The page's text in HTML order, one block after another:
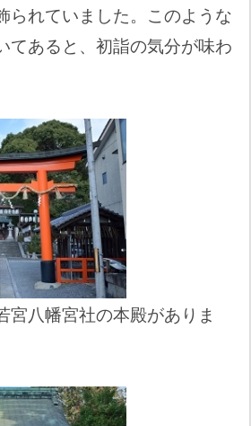
られていました。このような
てあると、初詣の気分が味わ
宮八幡宮社の本殿がありま